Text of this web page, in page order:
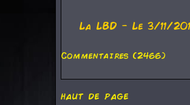
La LBD - Le 3/11/
Commentaires (2466)
haut de page